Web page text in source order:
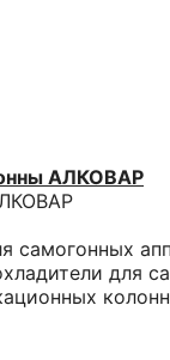
АЛКОВАР
самогонных
для
колонн